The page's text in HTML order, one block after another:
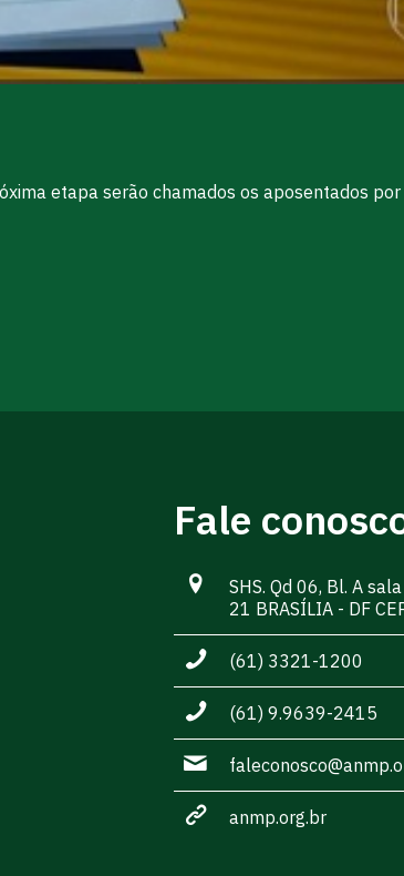
etapa serão chamados os aposentados por
Fale
SHS. Qd 06, Bl. A
21 BRASÍLIA - DF
(61) 3321-1200
(61) 9.9639-2415
anmp.org.br